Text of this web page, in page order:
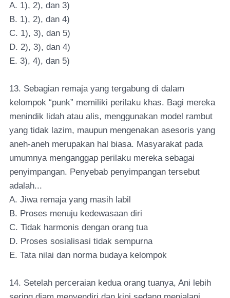
A. 1), 2), dan 3)
B. 1), 2), dan 4)
C. 1), 3), dan 5)
D. 2), 3), dan 4)
E. 3), 4), dan 5)
13. Sebagian remaja yang tergabung di dalam
kelompok “punk” memiliki perilaku khas. Bagi mereka
menindik lidah atau alis, menggunakan model rambut
yang tidak lazim, maupun mengenakan asesoris yang
aneh-aneh merupakan hal biasa. Masyarakat pada
umumnya menganggap perilaku mereka sebagai
penyimpangan. Penyebab penyimpangan tersebut
adalah...
A. Jiwa remaja yang masih labil
B. Proses menuju kedewasaan diri
C. Tidak harmonis dengan orang tua
D. Proses sosialisasi tidak sempurna
E. Tata nilai dan norma budaya kelompok
14. Setelah perceraian kedua orang tuanya, Ani lebih